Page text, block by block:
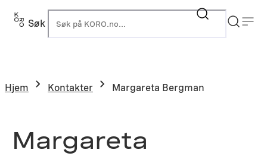
Søk
Hjem Kontakter Margareta Bergman
Margareta